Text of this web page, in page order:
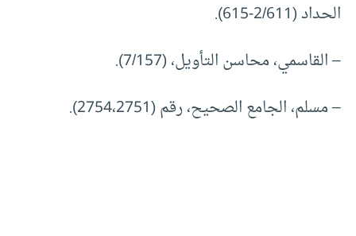
الحداد (2/611-615).
– القاسمي، محاسن التأويل، (7/157).
– مسلم، الجامع الصحيح، رقم (2754،2751).